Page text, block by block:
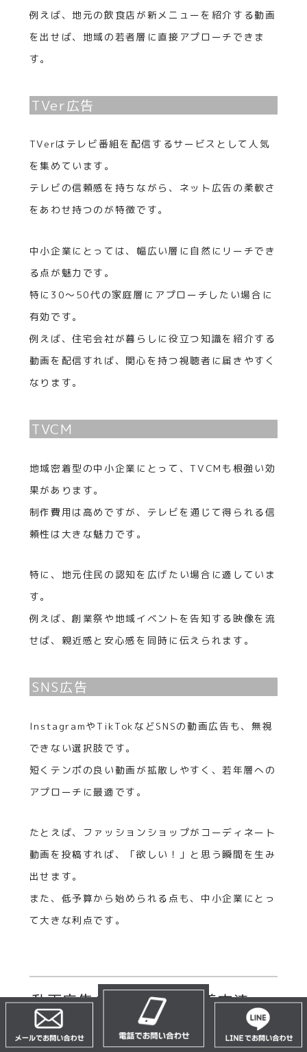
例えば、地元の飲食店が新メニューを紹介する動画
を出せば、地域の若者層に直接アプローチできま
す。
TVer広告
TVerはテレビ番組を配信するサービスとして人気
を集めています。
テレビの信頼感を持ちながら、ネット広告の柔軟さ
をあわせ持つのが特徴です。
中小企業にとっては、幅広い層に自然にリーチでき
る点が魅力です。
特に30〜50代の家庭層にアプローチしたい場合に
有効です。
例えば、住宅会社が暮らしに役立つ知識を紹介する
動画を配信すれば、関心を持つ視聴者に届きやすく
なります。
TVCM
地域密着型の中小企業にとって、TVCMも根強い効
果があります。
制作費用は高めですが、テレビを通じて得られる信
頼性は大きな魅力です。
特に、地元住民の認知を広げたい場合に適していま
す。
例えば、創業祭や地域イベントを告知する映像を流
せば、親近感と安心感を同時に伝えられます。
SNS広告
InstagramやTikTokなどSNSの動画広告も、無視
できない選択肢です。
短くテンポの良い動画が拡散しやすく、若年層への
アプローチに最適です。
たとえば、ファッションショップがコーディネート
動画を投稿すれば、「欲しい！」と思う瞬間を生み
出せます。
また、低予算から始められる点も、中小企業にとっ
て大きな利点です。
動画広告の効果測定と改善方法
動画広告は、配信して終わりではありません。